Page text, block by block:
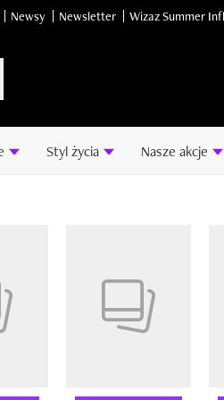
Newsy Newsletter Wizaz Summer
Styl życia Nasze akcje